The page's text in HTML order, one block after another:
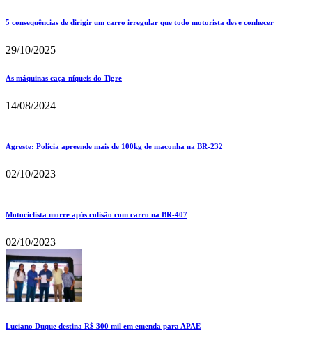
5 consequências de dirigir um carro irregular que todo motorista deve conhecer
29/10/2025
As máquinas caça-níqueis do Tigre
14/08/2024
Agreste: Polícia apreende mais de 100kg de maconha na BR-232
02/10/2023
Motociclista morre após colisão com carro na BR-407
02/10/2023
Luciano Duque destina R$ 300 mil em emenda para APAE